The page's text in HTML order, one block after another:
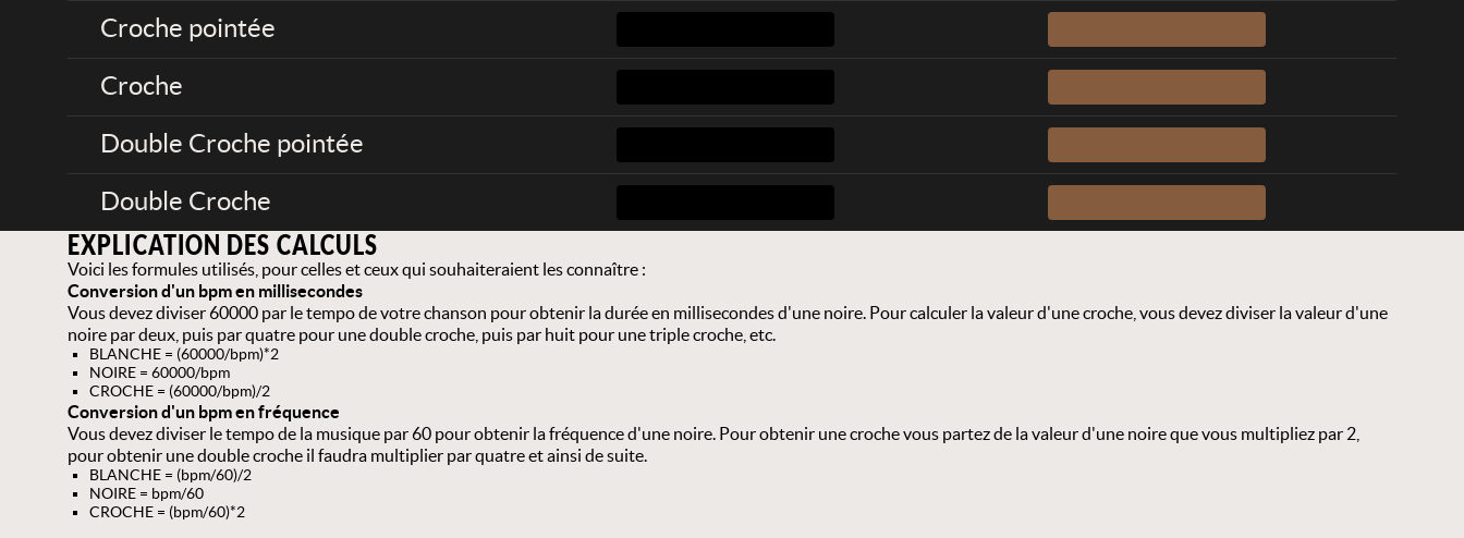
Croche pointée
Croche
Double Croche pointée
Double Croche
EXPLICATION DES CALCULS
Voici les formules utilisés, pour celles et ceux qui souhaiteraient les connaître :
Conversion d'un bpm en millisecondes
Vous devez diviser 60000 par le tempo de votre chanson pour obtenir la durée en millisecondes d'une noire. Pour calculer la valeur d'une croche, vous devez diviser la valeur d'une
noire par deux, puis par quatre pour une double croche, puis par huit pour une triple croche, etc.
BLANCHE = (60000/bpm)*2
NOIRE = 60000/bpm
CROCHE = (60000/bpm)/2
Conversion d'un bpm en fréquence
Vous devez diviser le tempo de la musique par 60 pour obtenir la fréquence d'une noire. Pour obtenir une croche vous partez de la valeur d'une noire que vous multipliez par 2,
pour obtenir une double croche il faudra multiplier par quatre et ainsi de suite.
BLANCHE = (bpm/60)/2
NOIRE = bpm/60
CROCHE = (bpm/60)*2